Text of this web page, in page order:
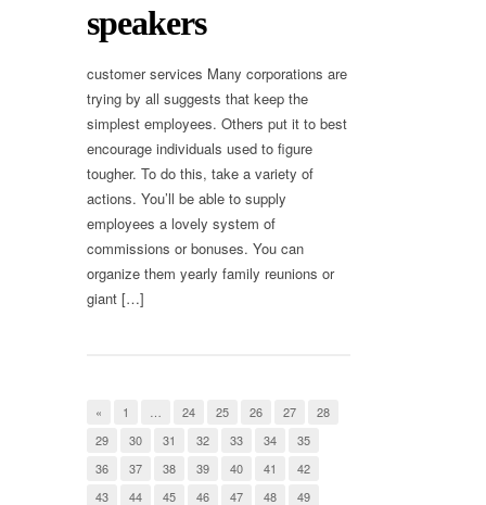
speakers
customer services Many corporations are
trying by all suggests that keep the
simplest employees. Others put it to best
encourage individuals used to figure
tougher. To do this, take a variety of
actions. You’ll be able to supply
employees a lovely system of
commissions or bonuses. You can
organize them yearly family reunions or
giant […]
« 1 24 25 26 27
28
29
30 31 32 33 34
35
36
37 38 39 40 41
42
43
44 45 46 47 48 49